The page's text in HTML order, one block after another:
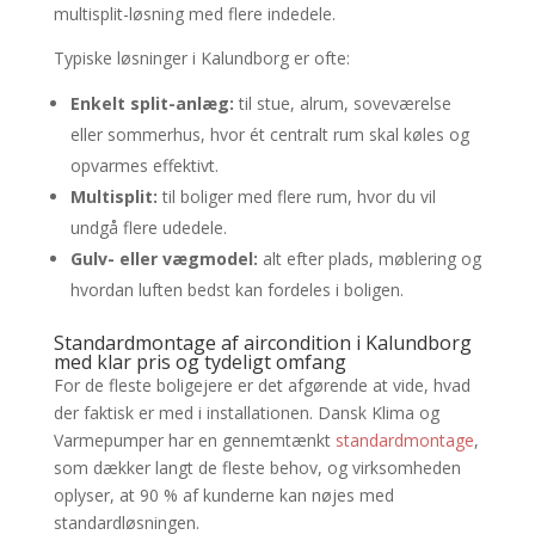
multisplit-løsning med flere indedele.
Typiske løsninger i Kalundborg er ofte:
Enkelt split-anlæg: til stue, alrum, soveværelse
eller sommerhus, hvor ét centralt rum skal køles og
opvarmes effektivt.
Multisplit: til boliger med flere rum, hvor du vil
undgå flere udedele.
Gulv- eller vægmodel: alt efter plads, møblering og
hvordan luften bedst kan fordeles i boligen.
Standardmontage af aircondition i Kalundborg
med klar pris og tydeligt omfang
For de fleste boligejere er det afgørende at vide, hvad
der faktisk er med i installationen. Dansk Klima og
Varmepumper har en gennemtænkt standardmontage,
som dækker langt de fleste behov, og virksomheden
oplyser, at 90 % af kunderne kan nøjes med
standardløsningen.